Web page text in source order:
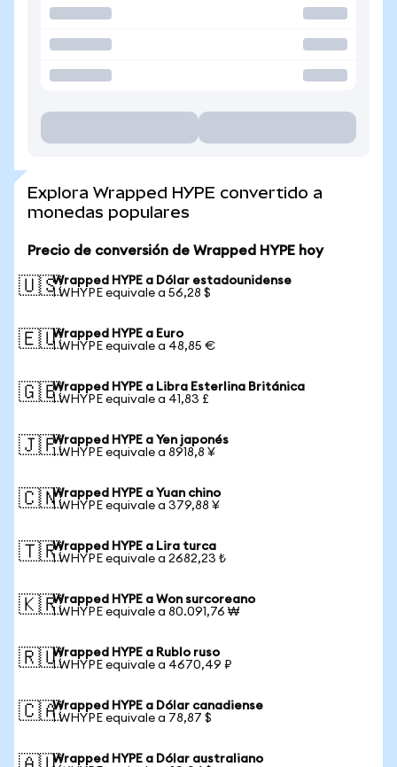
Explora Wrapped HYPE convertido a
monedas populares
Precio de conversión de Wrapped HYPE hoy
🇺🇸Wrapped HYPE a Dólar estadounidense
1 WHYPE equivale a 56,28 $
🇪🇺Wrapped HYPE a Euro
1 WHYPE equivale a 48,85 €
🇬🇧Wrapped HYPE a Libra Esterlina Británica
1 WHYPE equivale a 41,83 £
🇯🇵Wrapped HYPE a Yen japonés
1 WHYPE equivale a 8918,8 ¥
🇨🇳Wrapped HYPE a Yuan chino
1 WHYPE equivale a 379,88 ¥
🇹🇷Wrapped HYPE a Lira turca
1 WHYPE equivale a 2682,23 ₺
🇰🇷Wrapped HYPE a Won surcoreano
1 WHYPE equivale a 80.091,76 ₩
🇷🇺Wrapped HYPE a Rublo ruso
1 WHYPE equivale a 4670,49 ₽
🇨🇦Wrapped HYPE a Dólar canadiense
1 WHYPE equivale a 78,87 $
Wrapped HYPE a Dólar australiano